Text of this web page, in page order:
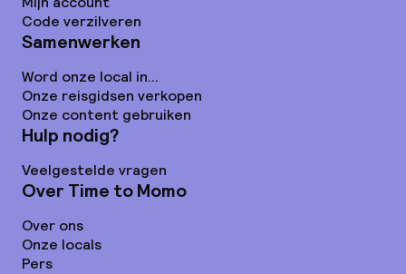
Code verzilveren
Samenwerken
Word onze local in...
Onze reisgidsen verkopen
Onze content gebruiken
Hulp nodig?
Veelgestelde vragen
Over Time to Momo
Over ons
Onze locals
Pers